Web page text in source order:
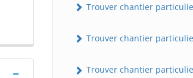
Trouver chantier
Trouver chantier
Trouver chantier